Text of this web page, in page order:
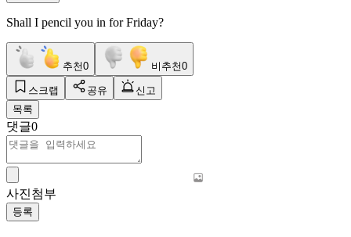
Shall I pencil you in for Friday?
추천0 비추천0
스크랩 공유
신고
목록
댓글0
사진첨부
등록